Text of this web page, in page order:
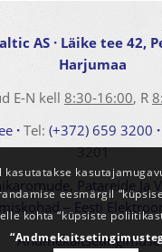
AS · Läike tee 42,
Harjumaa
E-N kell 8:30-16:00, R
· Tel:(+372) 659 3200 ·
3201
Patareide Ja
– Eesti
kasutatakse
eesmärgil
kohta “küpsiste